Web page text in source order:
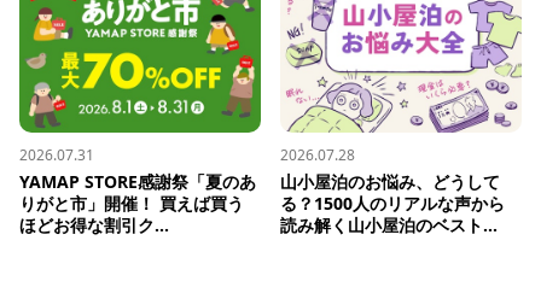
2026.07.31
YAMAP STORE感謝祭「夏のあ
りがと市」開催！ 買えば買う
ほどお得な割引ク...
2026.07.28
山小屋泊のお悩み、どうして
る？1500人のリアルな声から
読み解く山小屋泊のベスト...